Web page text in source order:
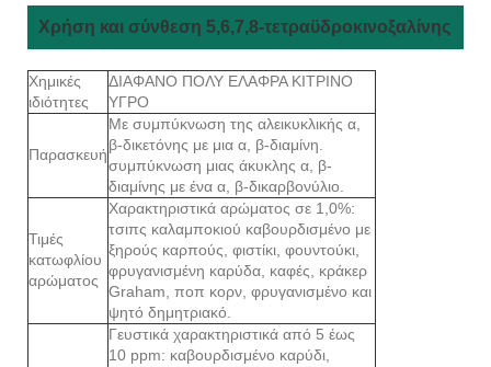
Χρήση και σύνθεση 5,6,7,8-τετραϋδροκινοξαλίνης
Χημικές
ιδιότητες
ΔΙΑΦΑΝΟ ΠΟΛΥ ΕΛΑΦΡΑ ΚΙΤΡΙΝΟ
ΥΓΡΟ
Παρασκευή
Με συμπύκνωση της αλεικυκλικής α,
β-δικετόνης με μια α, β-διαμίνη.
συμπύκνωση μιας άκυκλης α, β-
διαμίνης με ένα α, β-δικαρβονύλιο.
Τιμές
κατωφλίου
αρώματος
Χαρακτηριστικά αρώματος σε 1,0%:
τσιπς καλαμποκιού καβουρδισμένο με
ξηρούς καρπούς, φιστίκι, φουντούκι,
φρυγανισμένη καρύδα, καφές, κράκερ
Graham, ποπ κορν, φρυγανισμένο και
ψητό δημητριακό.
Γευστικά χαρακτηριστικά από 5 έως
10 ppm: καβουρδισμένο καρύδι,